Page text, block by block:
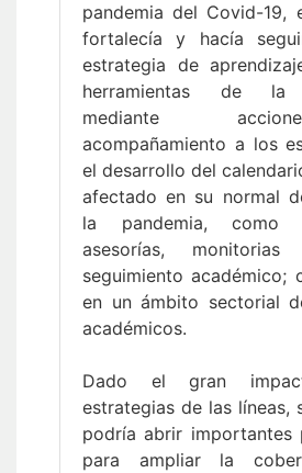
pandemia del Covid-19,
fortalecía y hacía
estrategia de
herramientas de la
mediante
acompañamiento a los
el desarrollo del
afectado en su normal
la pandemia, como
asesorías, monitorias
seguimiento académico;
en un ámbito sectorial
académicos.
Dado el gran
estrategias de las líneas,
podría abrir importantes
para ampliar la